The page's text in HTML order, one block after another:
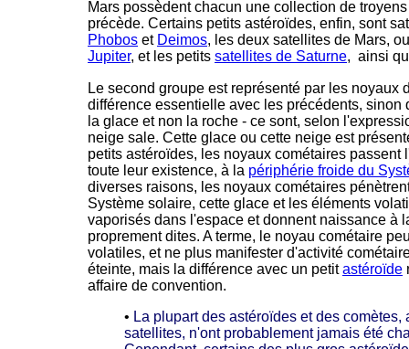
Mars possèdent chacun une collection de
précède. Certains petits astéroïdes, enfin, sont
Phobos et Deimos, les deux satellites de Mars,
Jupiter, et les petits satellites de Saturne, ainsi
Le second groupe est représenté par les noyaux
différence essentielle avec les précédents,
la glace et non la roche - ce sont, selon
neige sale. Cette glace ou cette neige est
petits astéroïdes, les noyaux cométaires passent
toute leur existence, à la périphérie froide du
diverses raisons, les noyaux cométaires
Système solaire, cette glace et les éléments
vaporisés dans l'espace et donnent naissance à
proprement dites. A terme, le noyau cométaire
volatiles, et ne plus manifester d'activité
éteinte, mais la différence avec un petitastéroïde
affaire de convention.
• La plupart des astéroïdes et des
satellites, n'ont probablement jamais été